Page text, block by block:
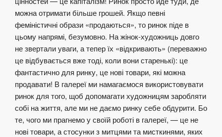
можна отримати більше грошей. Якщо певні
феміністичні образи «продаються», то ринок піде в
цьому напрямі, безумовно. На жінок-художниць довго
не звертали уваги, а тепер їх «відкривають» (переважно
це відбувається вже тоді, коли вони старенькі): це
фантастично для ринку, це нові товари, які можна
продавати! В галереї ми намагаємося використовувати
ринок для того, щоб допомагати художницям заробляти
собі на життя, але ми не даємо ринку себе обдурити. Бо
те, чого ми прагнемо у своїй роботі в галереї, — це не
нові товари, а стосунки з митцями та мисткинями, яких